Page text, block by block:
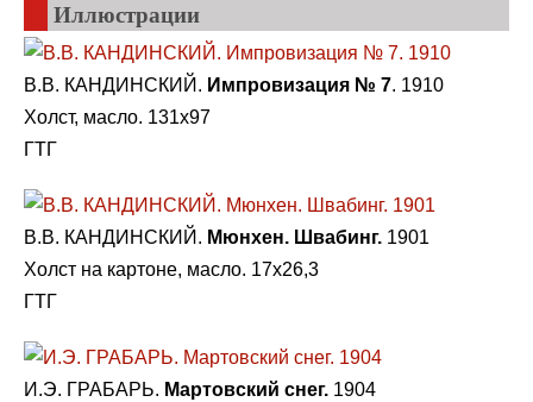
Иллюстрации
В.В. КАНДИНСКИЙ. Импровизация № 7. 1910
Холст, масло. 131х97
ГТГ
В.В. КАНДИНСКИЙ. Мюнхен. Швабинг. 1901
Холст на картоне, масло. 17х26,3
ГТГ
И.Э. ГРАБАРЬ. Мартовский снег. 1904